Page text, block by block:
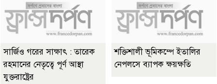
সার্জিও গরের সাক্ষাৎ : তারেক
রহমানের নেতৃত্বে পূর্ণ আস্থা
যুক্তরাষ্ট্রের
শক্তিশালী ভূমিকম্পে ইতালির
নেপলসে ব্যাপক ক্ষয়ক্ষতি